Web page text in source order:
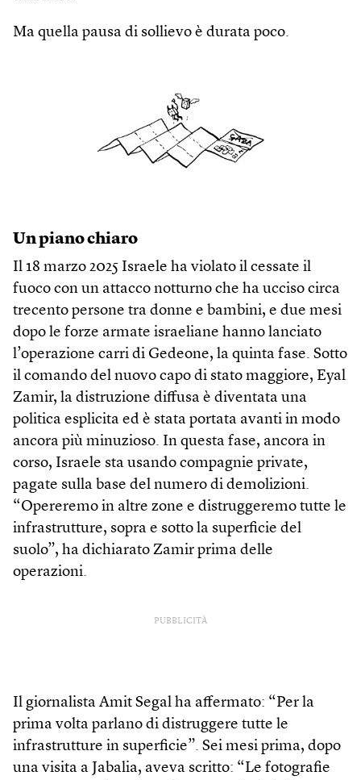
Ma quella pausa di sollievo è durata poco.
Un piano chiaro
Il 18 marzo 2025 Israele ha violato il cessate il
fuoco con un attacco notturno che ha ucciso circa
trecento persone tra donne e bambini, e due mesi
dopo le forze armate israeliane hanno lanciato
l’operazione carri di Gedeone, la quinta fase. Sotto
il comando del nuovo capo di stato maggiore, Eyal
Zamir, la distruzione diffusa è diventata una
politica esplicita ed è stata portata avanti in modo
ancora più minuzioso. In questa fase, ancora in
corso, Israele sta usando compagnie private,
pagate sulla base del numero di demolizioni.
“Opereremo in altre zone e distruggeremo tutte le
infrastrutture, sopra e sotto la superficie del
suolo”, ha dichiarato Zamir prima delle
operazioni.
PUBBLICITÀ
Il giornalista Amit Segal ha affermato: “Per la
prima volta parlano di distruggere tutte le
infrastrutture in superficie”. Sei mesi prima, dopo
una visita a Jabalia, aveva scritto: “Le fotografie